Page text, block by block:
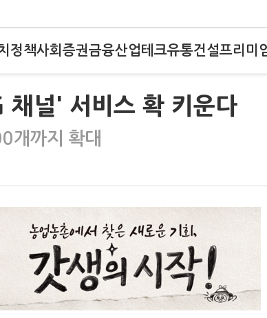
정책사회 증권금융산업테크유통건설프리미
채널' 서비스 확 키운다
개까지 확대